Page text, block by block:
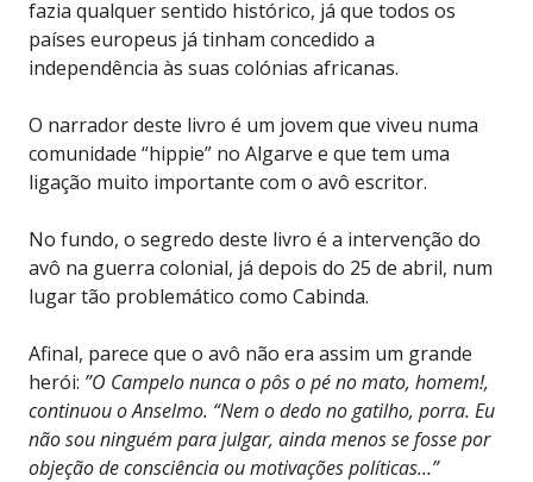
fazia qualquer sentido histórico, já que todos os
países europeus já tinham concedido a
independência às suas colónias africanas.
O narrador deste livro é um jovem que viveu numa
comunidade “hippie” no Algarve e que tem uma
ligação muito importante com o avô escritor.
No fundo, o segredo deste livro é a intervenção do
avô na guerra colonial, já depois do 25 de abril, num
lugar tão problemático como Cabinda.
Afinal, parece que o avô não era assim um grande
herói: ”O Campelo nunca o pôs o pé no mato, homem!,
continuou o Anselmo. “Nem o dedo no gatilho, porra. Eu
não sou ninguém para julgar, ainda menos se fosse por
objeção de consciência ou motivações políticas…”